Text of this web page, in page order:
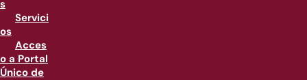
s
Servici
os
Acces
o a Portal
Único de